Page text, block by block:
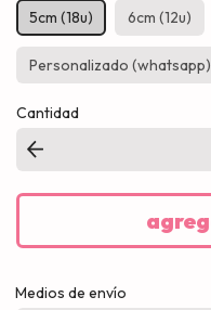
5cm (18u)
6cm (12u)
Personalizado (whatsapp)
Cantidad
Medios de envío